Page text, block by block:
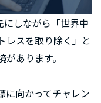
しながら「世界中
レスを取り除く」と
あります。
に向かってチャレン